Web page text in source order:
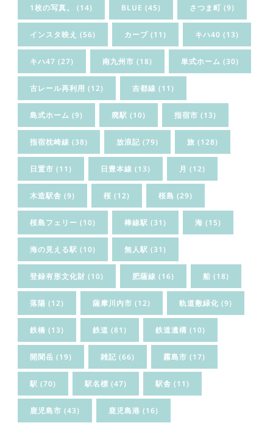
1枚の写真。 (14) BLUE (45) さつま町 (9)
インスタ映え (56) カーブ (11) キハ40 (13)
キハ47 (27) 南九州市 (18) 単式ホーム (30)
古レール再利用 (12) 吉都線 (11)
島式ホーム (9) 廃駅 (10) 指宿市 (13)
指宿枕崎線 (38) 放浪記 (79) 旅 (128)
日置市 (11) 日豊本線 (13) 月 (12)
木造駅舎 (9) 桜 (12) 桜島 (29)
桜島フェリー (10) 棒線駅 (31) 海 (15)
海の見える駅 (10) 無人駅 (31)
登録有形文化財 (10) 肥薩線 (16) 船 (18)
落陽 (12) 薩摩川内市 (12) 軌道敷緑化 (9)
鉄橋 (13) 鉄道 (81) 鉄道遺構 (10)
開聞岳 (19) 雑記 (66) 霧島市 (17)
駅 (70) 駅名標 (47) 駅舎 (11)
鹿児島市 (43) 鹿児島港 (16)